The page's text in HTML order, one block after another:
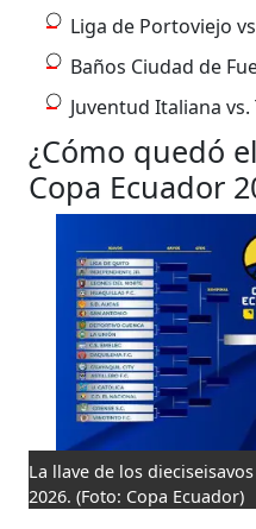
Liga de Portoviejo
Baños Ciudad de
Juventud Italiana
¿Cómo quedó
Copa Ecuador
La llave de los
2026. (Foto: Copa Ecuador)